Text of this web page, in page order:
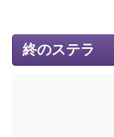
終のステラ